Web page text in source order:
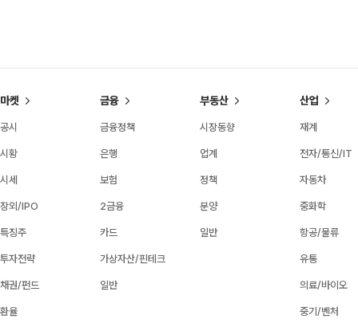
마켓
공시
시황
시세
장외/IPO
특징주
투자전략
채권/펀드
환율
금융
금융정책
은행
보험
2금융
카드
가상자산/핀테크
일반
부동산
시장동향
업계
정책
분양
일반
산업
재계
전자/통신/IT
자동차
중화학
항공/물류
유통
의료/바이오
중기/벤처